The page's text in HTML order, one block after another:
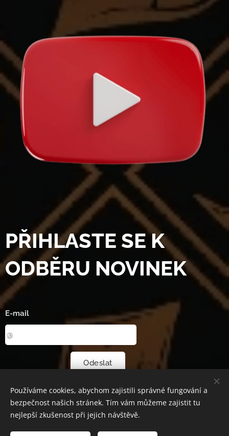
PŘIHLASTE SE K
ODBĚRU NOVINEK
E-mail
Odeslat
Podolská 760/110, 147 00 Praha 4-Podolí
Jazyky
Používáme cookies, abychom zajistili správné fungování a
bezpečnost našich stránek. Tím vám můžeme zajistit tu
nejlepší zkušenost při jejich návštěvě.